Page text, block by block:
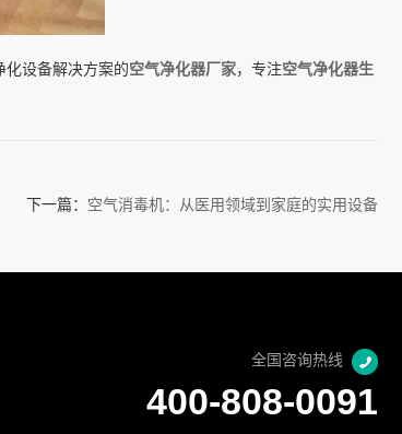
化设备解决方案的空气净化器厂家，专注空气净化器生
下一篇： 空气消毒机：从医用领域到家庭的实用设备
全国咨询热线
400-808-0091